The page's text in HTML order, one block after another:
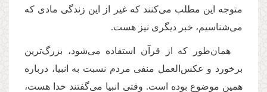
متوجه این مطلب می‌کنند که غیر از این زندگی مادی که
می‌شناسیم، خبر دیگری نیز هست.
همان‌‌طور که از قرآن استفاده می‌شود، بزرگ‌ترین
برخورد و عکس‌العمل منفی‌ مردم نسبت به انبیا، درباره
همین موضوع بوده است. وقتی انبیا می‌گفتند خدا هست،